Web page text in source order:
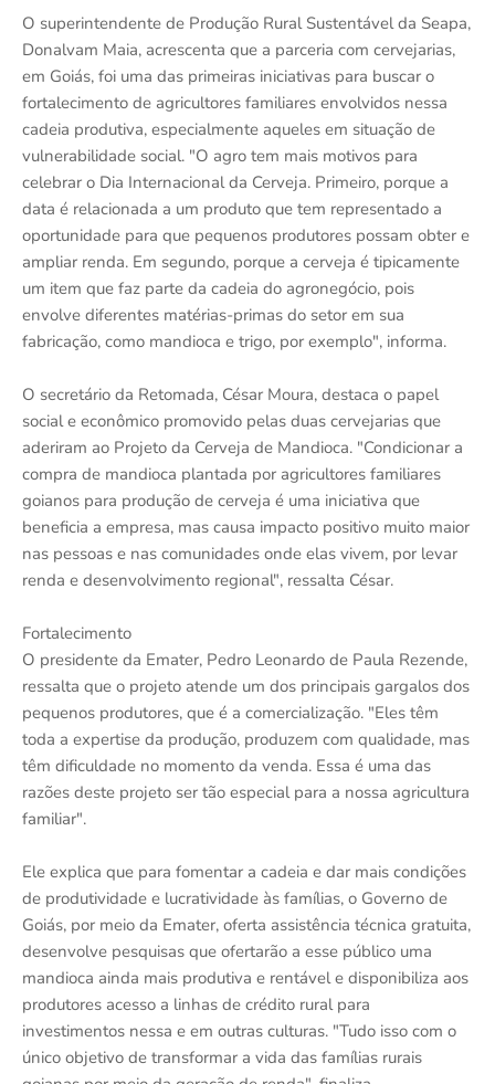
O superintendente de Produção Rural Sustentável da Seapa,
Donalvam Maia, acrescenta que a parceria com cervejarias,
em Goiás, foi uma das primeiras iniciativas para buscar o
fortalecimento de agricultores familiares envolvidos nessa
cadeia produtiva, especialmente aqueles em situação de
vulnerabilidade social. "O agro tem mais motivos para
celebrar o Dia Internacional da Cerveja. Primeiro, porque a
data é relacionada a um produto que tem representado a
oportunidade para que pequenos produtores possam obter e
ampliar renda. Em segundo, porque a cerveja é tipicamente
um item que faz parte da cadeia do agronegócio, pois
envolve diferentes matérias-primas do setor em sua
fabricação, como mandioca e trigo, por exemplo", informa.
O secretário da Retomada, César Moura, destaca o papel
social e econômico promovido pelas duas cervejarias que
aderiram ao Projeto da Cerveja de Mandioca. "Condicionar a
compra de mandioca plantada por agricultores familiares
goianos para produção de cerveja é uma iniciativa que
beneficia a empresa, mas causa impacto positivo muito maior
nas pessoas e nas comunidades onde elas vivem, por levar
renda e desenvolvimento regional", ressalta César.
Fortalecimento
O presidente da Emater, Pedro Leonardo de Paula Rezende,
ressalta que o projeto atende um dos principais gargalos dos
pequenos produtores, que é a comercialização. "Eles têm
toda a expertise da produção, produzem com qualidade, mas
têm dificuldade no momento da venda. Essa é uma das
razões deste projeto ser tão especial para a nossa agricultura
familiar".
Ele explica que para fomentar a cadeia e dar mais condições
de produtividade e lucratividade às famílias, o Governo de
Goiás, por meio da Emater, oferta assistência técnica gratuita,
desenvolve pesquisas que ofertarão a esse público uma
mandioca ainda mais produtiva e rentável e disponibiliza aos
produtores acesso a linhas de crédito rural para
investimentos nessa e em outras culturas. "Tudo isso com o
único objetivo de transformar a vida das famílias rurais